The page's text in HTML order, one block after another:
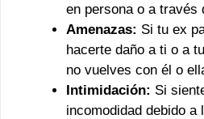
en persona o a través
Amenazas: Si tu ex
hacerte daño a ti o a
no vuelves con él o
Intimidación: Si
incomodidad debido